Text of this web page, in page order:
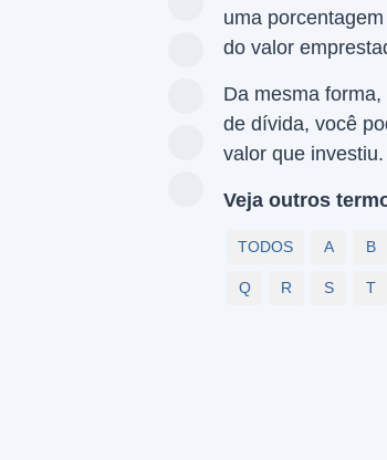
uma
do valor
Da mesma
de dívida, você
valor que investiu.
Veja outros
TODOS A B
Q R S T